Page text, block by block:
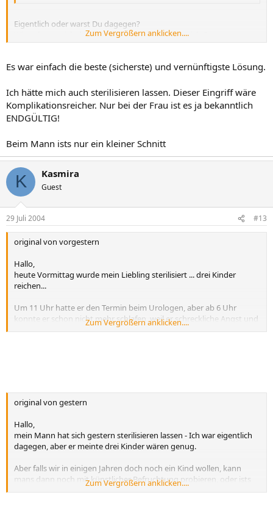
Eigentlich oder warst Du dagegen?
Wieso hat er sich durchsetzen können, Du aber nicht?
Zum Vergrößern anklicken....
Es war einfach die beste (sicherste) und vernünftigste Lösung.
Ich hätte mich auch sterilisieren lassen. Dieser Eingriff wäre
Komplikationsreicher. Nur bei der Frau ist es ja bekanntlich
ENDGÜLTIG!
Beim Mann ists nur ein kleiner Schnitt
K Kasmira
Guest
29 Juli 2004 #13
original von vorgestern
Hallo,
heute Vormittag wurde mein Liebling sterilisiert ... drei Kinder
reichen...
Um 11 Uhr hatte er den Termin beim Urologen, aber ab 6 Uhr
konnte er schon nicht mehr schlafen, weil er schreckliche Angst und
Alpträume deswegen hatte.
Zum Vergrößern anklicken....
original von gestern
Hallo,
mein Mann hat sich gestern sterilisieren lassen - Ich war eigentlich
dagegen, aber er meinte drei Kinder wären genug.
Aber falls wir in einigen Jahren doch noch ein Kind wollen, kann
mans dann noch mit künstlicher Befruchtung probieren, oder ists
jetzt ganz vorbei nit Kinderkriegen?
Zum Vergrößern anklicken....